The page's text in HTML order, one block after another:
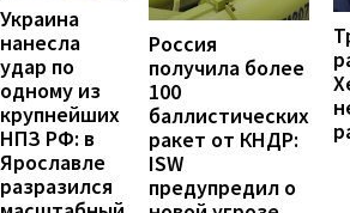
Украина
нанесла
удар по
одному из
крупнейших
НПЗ РФ: в
Ярославле
разразился
Россия
получила более
100
баллистических
ракет от КНДР:
ISW
предупредил о